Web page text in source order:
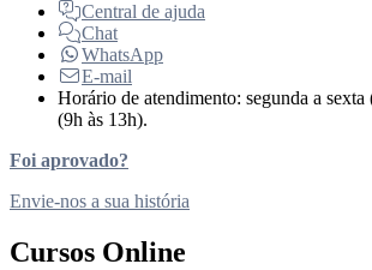
Central de ajuda
Chat
WhatsApp
E-mail
Horário de atendimento: segunda a sexta
(9h às 13h).
Foi aprovado?
Envie-nos a sua história
Cursos Online